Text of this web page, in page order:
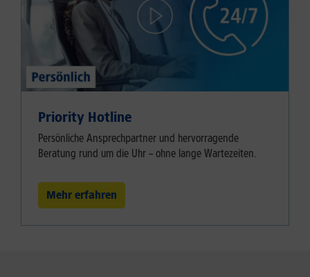
Priority Hotline
Persönliche Ansprechpartner und hervorragende
Beratung rund um die Uhr – ohne lange Wartezeiten.
Mehr erfahren